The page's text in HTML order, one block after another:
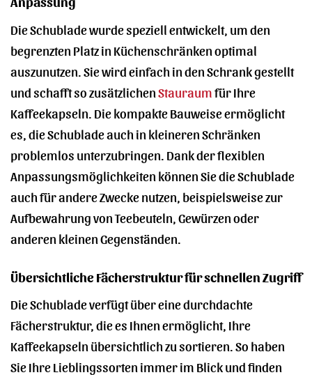
Die Schublade wurde speziell entwickelt, um den
begrenzten Platz in Küchenschränken optimal
auszunutzen. Sie wird einfach in den Schrank gestellt
und schafft so zusätzlichenStauraumfür Ihre
Kaffeekapseln. Die kompakte Bauweise ermöglicht
es, die Schublade auch in kleineren Schränken
problemlos unterzubringen. Dank der flexiblen
Anpassungsmöglichkeiten können Sie die Schublade
auch für andere Zwecke nutzen, beispielsweise zur
Aufbewahrung von Teebeuteln, Gewürzen oder
anderen kleinen Gegenständen.
Übersichtliche Fächerstruktur für schnellen Zugriff
Die Schublade verfügt über eine durchdachte
Fächerstruktur, die es Ihnen ermöglicht, Ihre
Kaffeekapseln übersichtlich zu sortieren. So haben
Sie Ihre Lieblingssorten immer im Blick und finden